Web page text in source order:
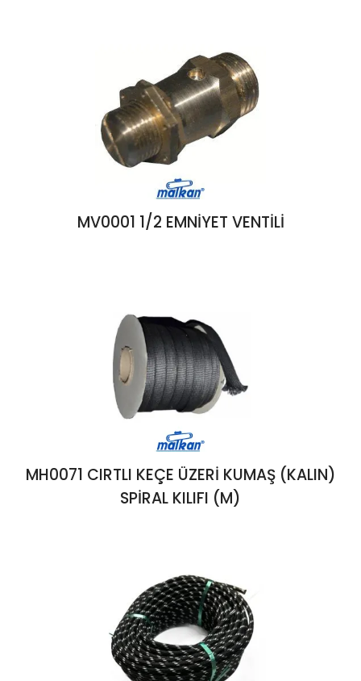
MV0001 1/2 EMNİYET VENTİLİ
MH0071 CIRTLI KEÇE ÜZERİ KUMAŞ (KALIN)
SPİRAL KILIFI (M)